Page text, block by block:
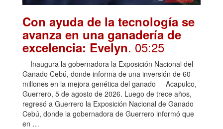
Con ayuda de la tecnología se
avanza en una ganadería de
excelencia: Evelyn. 05:25
Inaugura la gobernadora la Exposición Nacional del
Ganado Cebú, donde informa de una inversión de 60
millones en la mejora genética del ganado Acapulco,
Guerrero, 5 de agosto de 2026. Luego de trece años,
regresó a Guerrero la Exposición Nacional de Ganado
Cebú, donde la gobernadora de Guerrero informó que
en …